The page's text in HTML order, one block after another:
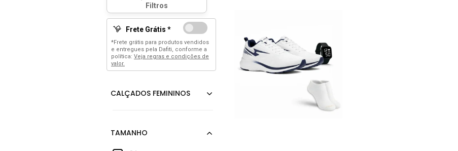
Frete Grátis *
*Frete grátis para produtos vendidos
e entregues pela Dafiti, conforme a
política: Veja regras e condições de
valor.